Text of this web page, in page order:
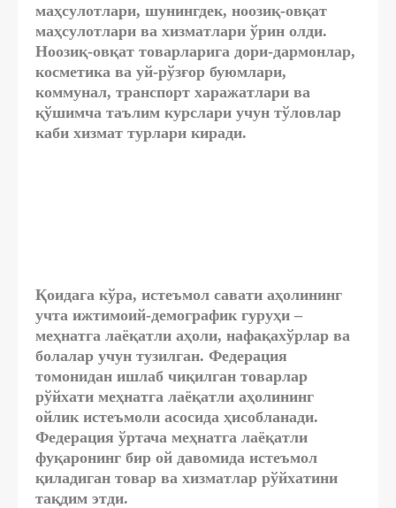
маҳсулотлари, шунингдек, ноозиқ-овқат
маҳсулотлари ва хизматлари ўрин олди.
Ноозиқ-овқат товарларига дори-дармонлар,
косметика ва уй-рўзғор буюмлари,
коммунал, транспорт харажатлари ва
қўшимча таълим курслари учун тўловлар
каби хизмат турлари киради.
Қоидага кўра, истеъмол савати аҳолининг
учта ижтимоий-демографик гуруҳи –
меҳнатга лаёқатли аҳоли, нафақахўрлар ва
болалар учун тузилган. Федерация
томонидан ишлаб чиқилган товарлар
рўйхати меҳнатга лаёқатли аҳолининг
ойлик истеъмоли асосида ҳисобланади.
Федерация ўртача меҳнатга лаёқатли
фуқаронинг бир ой давомида истеъмол
қиладиган товар ва хизматлар рўйхатини
тақдим этди.